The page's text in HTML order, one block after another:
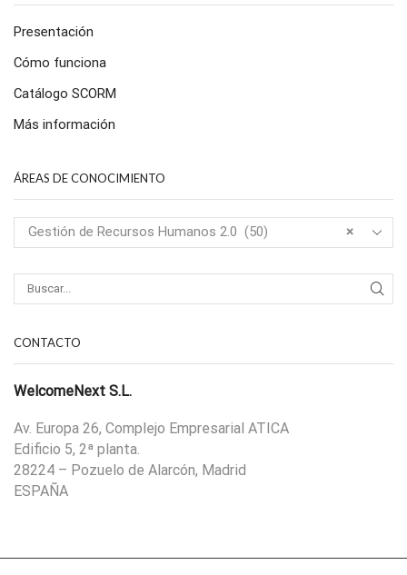
Presentación
Cómo funciona
Catálogo SCORM
Más información
ÁREAS DE CONOCIMIENTO
×
Gestión de Recursos Humanos 2.0 (50)
CONTACTO
WelcomeNext S.L.
Av. Europa 26, Complejo Empresarial ATICA
Edificio 5, 2ª planta.
28224 – Pozuelo de Alarcón, Madrid
ESPAÑA